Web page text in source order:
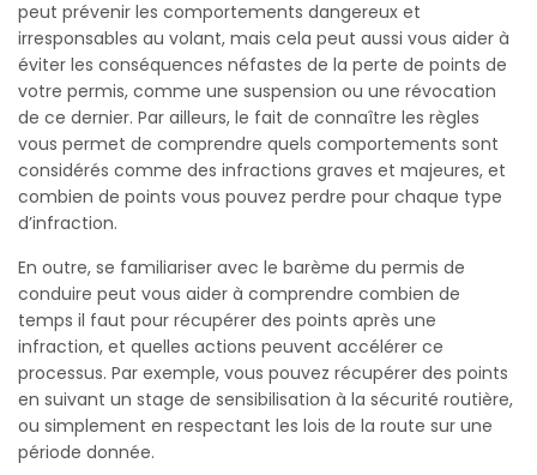
peut prévenir les comportements dangereux et
irresponsables au volant, mais cela peut aussi vous aider à
éviter les conséquences néfastes de la perte de points de
votre permis, comme une suspension ou une révocation
de ce dernier. Par ailleurs, le fait de connaître les règles
vous permet de comprendre quels comportements sont
considérés comme des infractions graves et majeures, et
combien de points vous pouvez perdre pour chaque type
d’infraction.
En outre, se familiariser avec le barème du permis de
conduire peut vous aider à comprendre combien de
temps il faut pour récupérer des points après une
infraction, et quelles actions peuvent accélérer ce
processus. Par exemple, vous pouvez récupérer des points
en suivant un stage de sensibilisation à la sécurité routière,
ou simplement en respectant les lois de la route sur une
période donnée.